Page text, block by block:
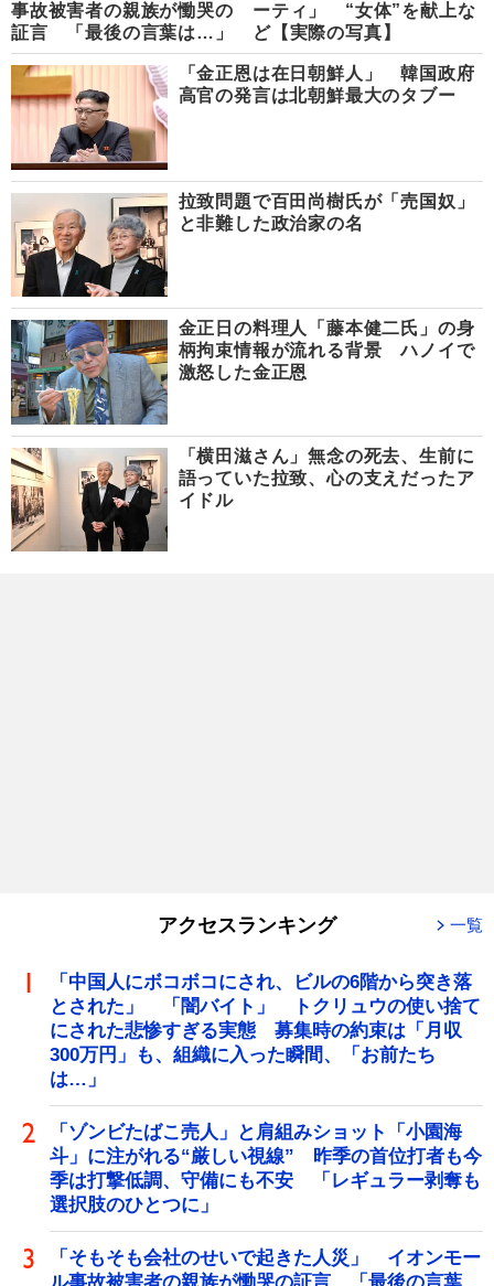
事故被害者の親族が慟哭の
証言 「最後の言葉は…」
ーティ」 “女体”を献上な
ど【実際の写真】
「金正恩は在日朝鮮人」 韓国政府
高官の発言は北朝鮮最大のタブー
拉致問題で百田尚樹氏が「売国奴」
と非難した政治家の名
金正日の料理人「藤本健二氏」の身
柄拘束情報が流れる背景 ハノイで
激怒した金正恩
「横田滋さん」無念の死去、生前に
語っていた拉致、心の支えだったア
イドル
アクセスランキング 一覧
「中国人にボコボコにされ、ビルの6階から突き落
とされた」 「闇バイト」 トクリュウの使い捨て
にされた悲惨すぎる実態 募集時の約束は「月収
300万円」も、組織に入った瞬間、「お前たち
は…」
「ゾンビたばこ売人」と肩組みショット「小園海
斗」に注がれる“厳しい視線” 昨季の首位打者も今
季は打撃低調、守備にも不安 「レギュラー剥奪も
選択肢のひとつに」
「そもそも会社のせいで起きた人災」 イオンモー
ル事故被害者の親族が慟哭の証言 「最後の言葉